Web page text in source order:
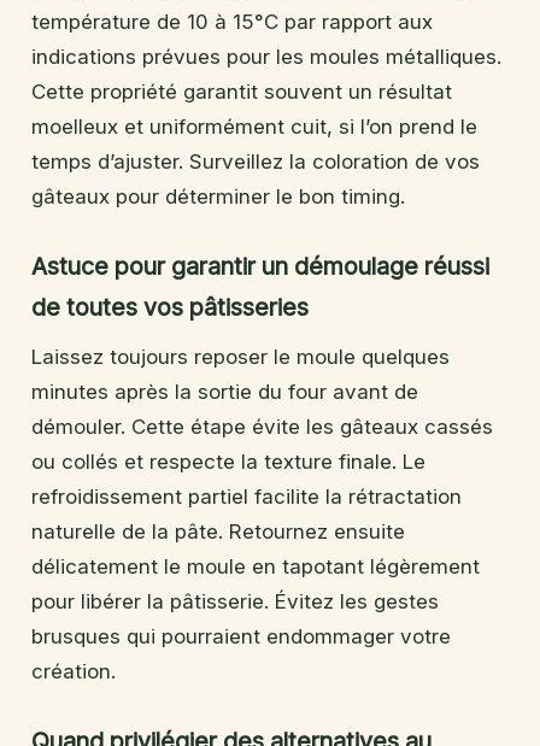
température de 10 à 15°C par rapport aux
indications prévues pour les moules métalliques.
Cette propriété garantit souvent un résultat
moelleux et uniformément cuit, si l’on prend le
temps d’ajuster. Surveillez la coloration de vos
gâteaux pour déterminer le bon timing.
Astuce pour garantir un démoulage réussi
de toutes vos pâtisseries
Laissez toujours reposer le moule quelques
minutes après la sortie du four avant de
démouler. Cette étape évite les gâteaux cassés
ou collés et respecte la texture finale. Le
refroidissement partiel facilite la rétractation
naturelle de la pâte. Retournez ensuite
délicatement le moule en tapotant légèrement
pour libérer la pâtisserie. Évitez les gestes
brusques qui pourraient endommager votre
création.